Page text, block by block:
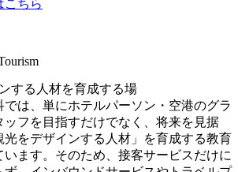
こちら
する人材を育成する場
では、単にホテルパーソン・空港のグラ
ッフを目指すだけでなく、将来を見据
光をデザインする人材」を育成する教育
います。そのため、接客サービスだけに